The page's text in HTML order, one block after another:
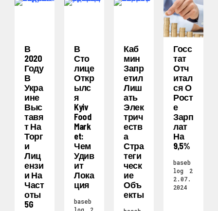
В
2020
Году
В
Укра
Ине
Выс
Тавя
Т На
Торг
И
Лиц
Ензи
И На
Част
Оты
5G
В
Сто
Лице
Откр
Ылс
Я
Kyiv
Food
Mark
Et:
Чем
Удив
Ит
Лока
Ция
baseb
Каб
Мин
Запр
Етил
Лиш
Ать
Элек
Трич
Еств
А
Стра
Теги
Ческ
Ие
Объ
Екты
Госс
Тат
Отч
Итал
Ся О
Рост
Е
Зарп
Лат
На
9,5%
baseb
log
2
2.07.
2024